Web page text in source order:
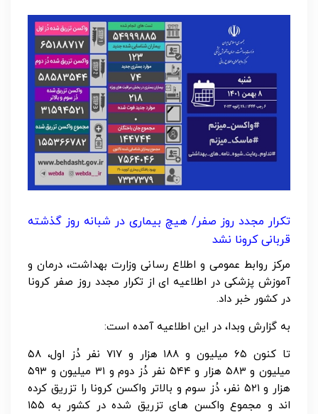
تکرار مجدد روز صفر/ هیچ بیماری در شبانه روز گذشته
قربانی کرونا نشد
مرکز روابط عمومی و اطلاع رسانی وزارت بهداشت، درمان و
آموزش پزشکی در اطلاعیه ای از تکرار مجدد روز صفر کرونا
در کشور خبر داد.
به گزارش وبدا، در این اطلاعیه آمده است:
تا کنون ۶۵ میلیون و ۱۸۸ هزار و ۷۱۷ نفر دُز اول، ۵۸
میلیون و ۵۸۳ هزار و ۵۴۴ نفر دُز دوم و ۳۱ میلیون و ۵۹۳
هزار و ۵۲۱ نفر، دُز سوم و بالاتر واکسن کرونا را تزریق کرده
اند و مجموع واکسن های تزریق شده در کشور به ۱۵۵